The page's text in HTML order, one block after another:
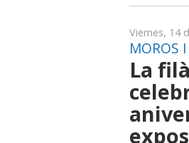
Viernes, 14
MOROS
La